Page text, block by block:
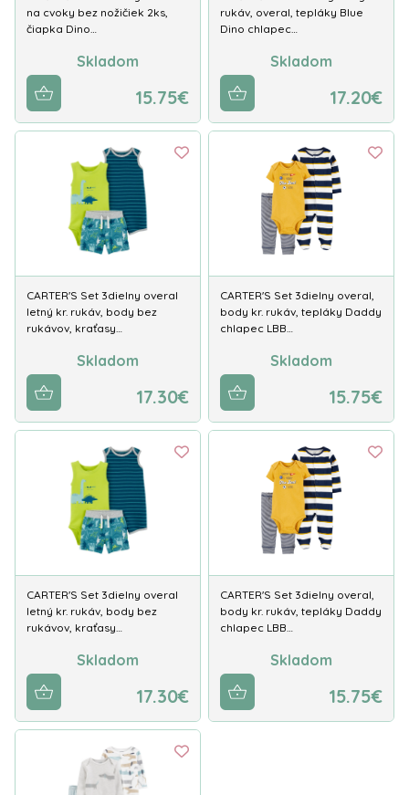
na cvoky bez nožičiek 2ks,
čiapka Dino…
Skladom
15.75€
rukáv, overal, tepláky Blue
Dino chlapec…
Skladom
17.20€
CARTER'S Set 3dielny overal
letný kr. rukáv, body bez
rukávov, kraťasy…
Skladom
17.30€
CARTER'S Set 3dielny overal,
body kr. rukáv, tepláky Daddy
chlapec LBB…
Skladom
15.75€
CARTER'S Set 3dielny overal
letný kr. rukáv, body bez
rukávov, kraťasy…
Skladom
17.30€
CARTER'S Set 3dielny overal,
body kr. rukáv, tepláky Daddy
chlapec LBB…
Skladom
15.75€